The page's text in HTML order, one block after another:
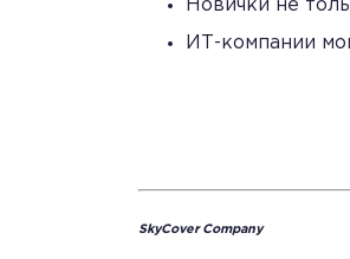
Новички не
ИТ-компании
SkyCover Company